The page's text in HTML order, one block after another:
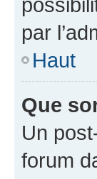
par
Haut
Que
Un
forum